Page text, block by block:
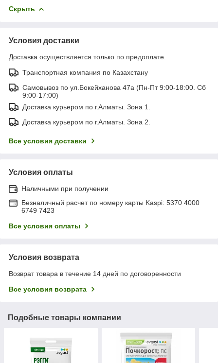
Скрыть
Условия доставки
Доставка осуществляется только по предоплате.
Транспортная компания по Казахстану
Самовывоз по ул.Бокейханова 47а (Пн-Пт 9:00-18:00. Сб
9:00-17:00)
Доставка курьером по г.Алматы. Зона 1.
Доставка курьером по г.Алматы. Зона 2.
Все условия доставки
Условия оплаты
Наличными при получении
Безналичный расчет по номеру карты Kaspi: 5370 4000
6749 7423
Все условия оплаты
Условия возврата
Возврат товара в течение 14 дней по договоренности
Все условия возврата
Подобные товары компании